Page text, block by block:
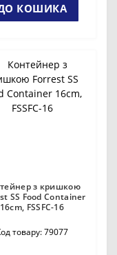
КОШИКА
з кришкою
SS Food Container
16cm, FSSFC-16
товару: 79077